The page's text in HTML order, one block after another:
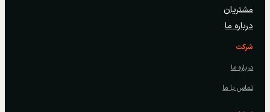
مشتریان
درباره ما
شرکت
درباره ما
تماس با ما